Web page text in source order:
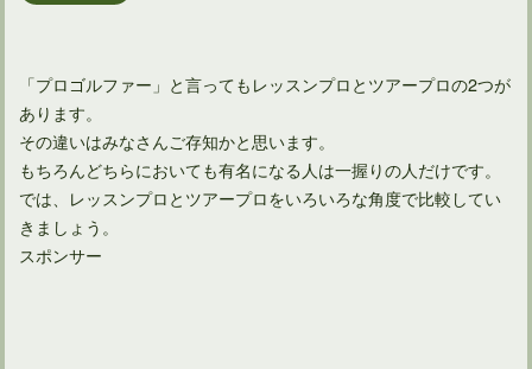
「プロゴルファー」と言ってもレッスンプロとツアープロの2つが
あります。
その違いはみなさんご存知かと思います。
もちろんどちらにおいても有名になる人は一握りの人だけです。
では、レッスンプロとツアープロをいろいろな角度で比較してい
きましょう。
スポンサー